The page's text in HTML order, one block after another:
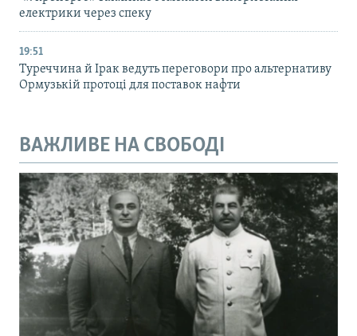
електрики через спеку
19:51
Туреччина й Ірак ведуть переговори про альтернативу
Ормузькій протоці для поставок нафти
ВАЖЛИВЕ НА СВОБОДІ